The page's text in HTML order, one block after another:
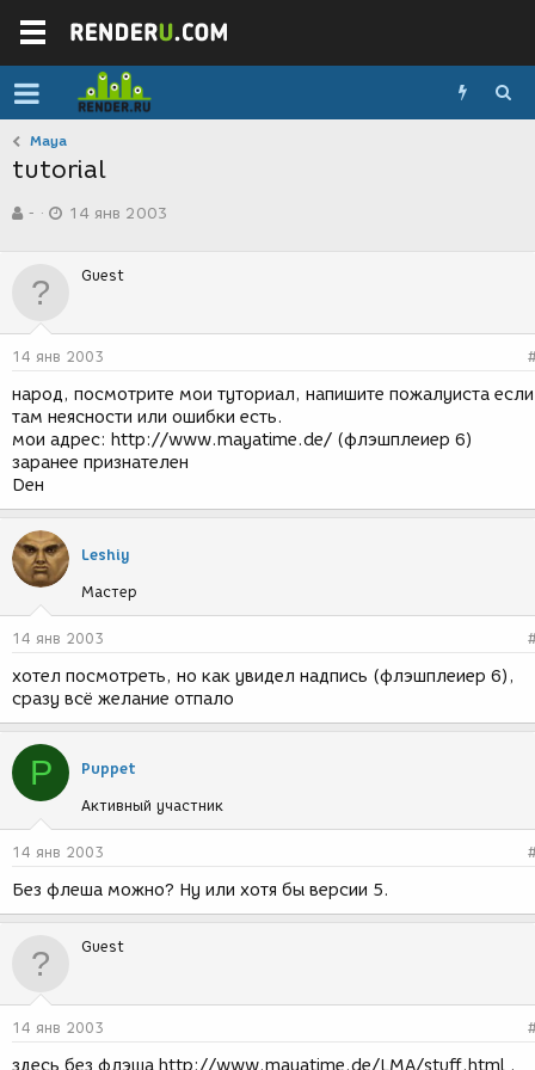
Maya
tutorial
в
р
м
-
а
д
н
и
я
14 янв 2003
Guest
14 янв 2003
народ, посмотрите мои туториал, напишите пожалуиста если
там неясности или ошибки есть.
мои адрес: http://www.mayatime.de/ (флэшплеиер 6)
заранее признателен
Dен
Leshiy
Мастер
14 янв 2003
хотел посмотреть, но как увидел надпись (флэшплеиер 6),
сразу всё желание отпало
P Puppet
Активный участник
14 янв 2003
Без флеша можно? Ну или хотя бы версии 5.
Guest
14 янв 2003
здесь без флэша http://www.mayatime.de/LMA/stuff.html .